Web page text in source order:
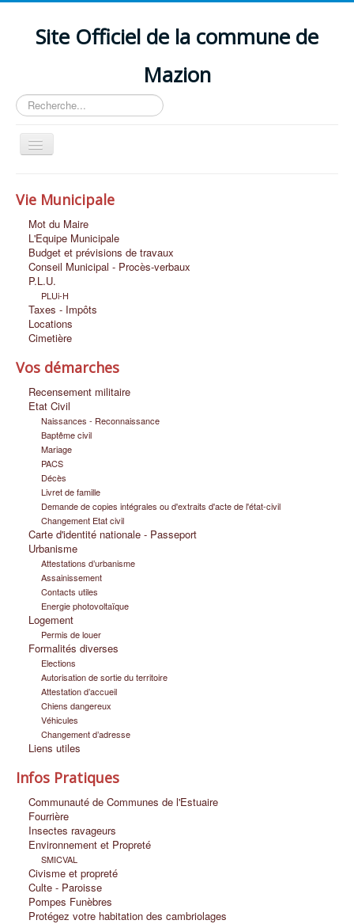
Site Officiel de la commune de
Mazion
Rechercher
Basculer
la
Découvrir MAZION
Vie Scolaire et Petite Enfance
Vie Economique
Vie Associative et Loisirs
Vie Sociale
Nous Contacter
Infos pratiques
Vie Municipale
Mot du Maire
L'Equipe Municipale
Budget et prévisions de travaux
Conseil Municipal - Procès-verbaux
P.L.U.
PLUi-H
Taxes - Impôts
Locations
Cimetière
Vos démarches
Recensement militaire
Etat Civil
Naissances - Reconnaissance
Baptême civil
Mariage
PACS
Décès
Livret de famille
Demande de copies intégrales ou d'extraits d'acte de l'état-civil
Changement Etat civil
Carte d'identité nationale - Passeport
Urbanisme
Attestations d’urbanisme
Assainissement
Contacts utiles
Energie photovoltaïque
Logement
Permis de louer
Formalités diverses
Elections
Autorisation de sortie du territoire
Attestation d’accueil
Chiens dangereux
Véhicules
Changement d’adresse
Liens utiles
Infos Pratiques
Communauté de Communes de l'Estuaire
Fourrière
Insectes ravageurs
Environnement et Propreté
SMICVAL
Civisme et propreté
Culte - Paroisse
Pompes Funèbres
Protégez votre habitation des cambriolages